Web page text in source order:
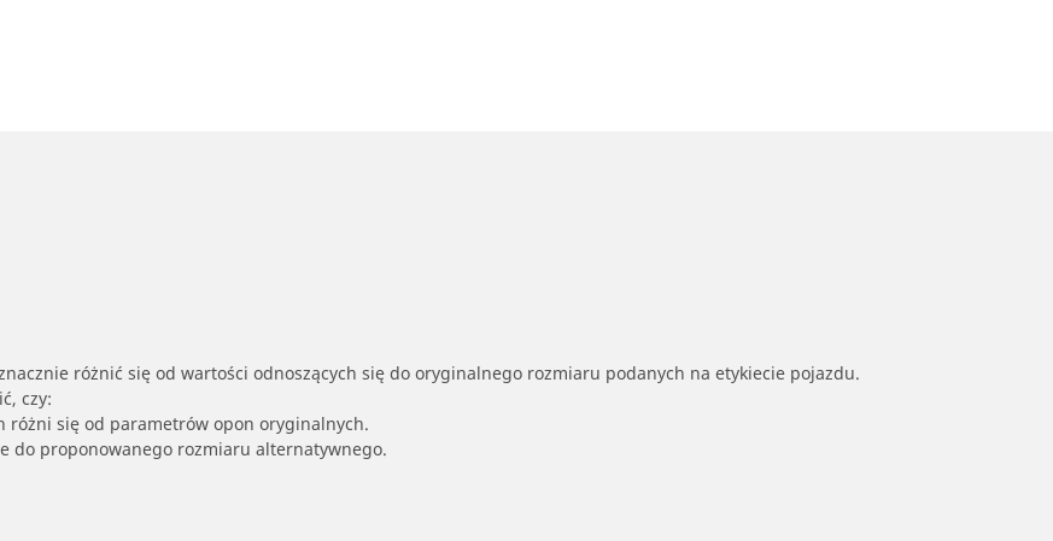
różnić się od wartości odnoszących się do oryginalnego rozmiaru podanych na etykiecie pojazdu.
czy:
się od parametrów opon oryginalnych.
do proponowanego rozmiaru alternatywnego.